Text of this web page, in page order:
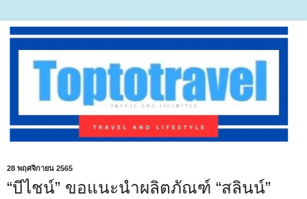
28 พฤศจิกายน 2565
“บีไชน์” ขอแนะนำผลิตภัณฑ์ “สลินน์”